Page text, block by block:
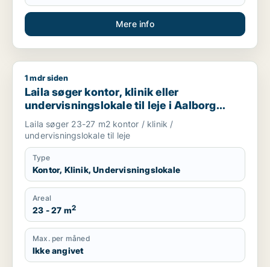
Mere info
Laila søger kontor, klinik eller undervisningslokale til leje i
1 mdr siden
Laila søger kontor, klinik eller
undervisningslokale til leje i Aalborg
Centrum, Aalborg SV eller Aalborg SØ
m.fl.
Laila søger 23-27 m2 kontor / klinik /
undervisningslokale til leje
Type
Kontor, Klinik, Undervisningslokale
Areal
23 - 27 m2
Max. per måned
Ikke angivet